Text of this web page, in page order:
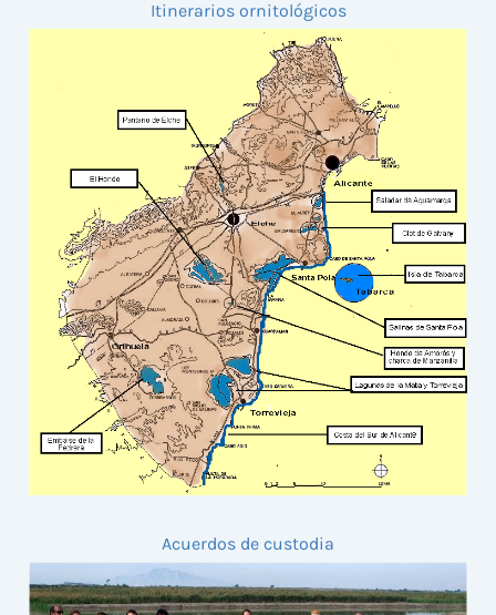
Itinerarios ornitológicos
Acuerdos de custodia